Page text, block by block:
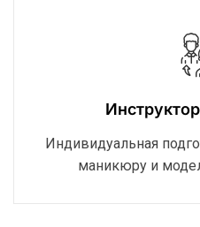
Индивидуальная
маникюру и